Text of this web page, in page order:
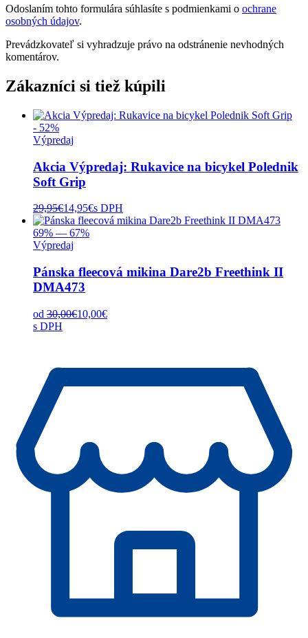
Odoslaním tohto formulára súhlasíte s podmienkami o ochrane
osobných údajov.
Prevádzkovateľ si vyhradzuje právo na odstránenie nevhodných
komentárov.
Zákazníci si tiež kúpili
- 52%
Výpredaj
Akcia Výpredaj: Rukavice na bicykel Polednik
Soft Grip
29,95€14,95€s DPH
69% — 67%
Výpredaj
Pánska fleecová mikina Dare2b Freethink II
DMA473
od 30,00€10,00€
s DPH